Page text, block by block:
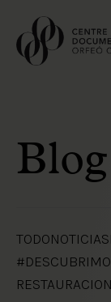
Blog
TODONOTICIAS